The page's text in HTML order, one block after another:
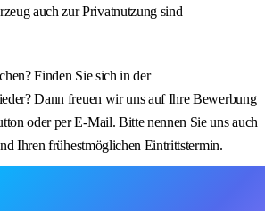
auch zur Privatnutzung sind
Finden Sie sich in der
Dann freuen wir uns auf Ihre Bewerbung
oder per E-Mail. Bitte nennen Sie uns auch
Ihren frühestmöglichen Eintrittstermin.